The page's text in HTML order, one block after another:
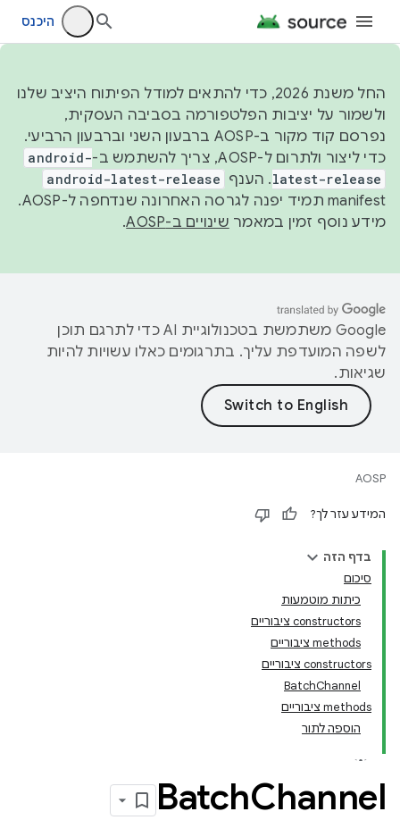
היכנס
החל משנת 2026, כדי להתאים למודל הפיתוח היציב שלנו
ולשמור על יציבות הפלטפורמה בסביבה העסקית,
נפרסם קוד מקור ב-AOSP ברבעון השני וברבעון הרביעי.
כדי ליצור ולתרום ל-AOSP, צריך להשתמש ב-
android-
latest-release. הענף android-latest-release
manifest תמיד יפנה לגרסה האחרונה שנדחפה ל-AOSP.
מידע נוסף זמין במאמר שינויים ב-AOSP .
‫Google משתמשת בטכנולוגיית AI כדי לתרגם תוכן
לשפה המועדפת עליך. בתרגומים כאלו עשויות להיות
שגיאות.
AOSP
המידע עזר לך?
בדף הזה
סיכום
כיתות מוטמעות
‫constructors ציבוריים
‫methods ציבוריים
‫constructors ציבוריים
BatchChannel
‫methods ציבוריים
הוספה לתור
BatchChannel